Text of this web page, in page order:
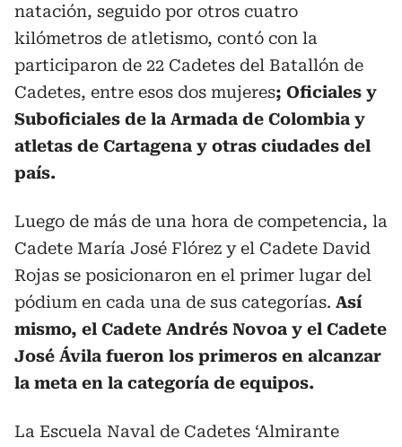
natación, seguido por otros cuatro
kilómetros de atletismo, contó con la
participaron de 22 Cadetes del Batallón de
Cadetes, entre esos dos mujeres; Oficiales y
Suboficiales de la Armada de Colombia y
atletas de Cartagena y otras ciudades del
país.
Luego de más de una hora de competencia, la
Cadete María José Flórez y el Cadete David
Rojas se posicionaron en el primer lugar del
pódium en cada una de sus categorías. Así
mismo, el Cadete Andrés Novoa y el Cadete
José Ávila fueron los primeros en alcanzar
la meta en la categoría de equipos.
La Escuela Naval de Cadetes ‘Almirante